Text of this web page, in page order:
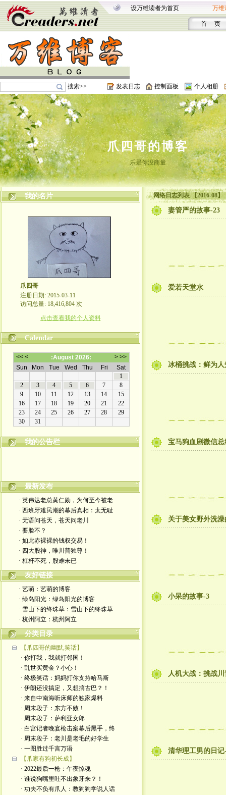
设万维读者为首页 万维
首 页
搜索>> 发表日志 控制面板 个人相册
爪四哥的博客
乐晕你没商量
我的名片
爪四哥
注册日期: 2015-03-11
访问总量: 18,416,804 次
点击查看我的个人资料
Calendar
我的公告栏
嬉笑怒骂皆文章，酸甜苦辣铸人生
最新发布
· 英伟达老总黄仁勋，为何至今被老
· 西班牙难民潮的幕后真相：太无耻
· 无语问苍天，苍天问老川
· 要脸不？
· 如此赤裸裸的钱权交易！
· 四大股神，唯川普独尊！
· 杠杆不死，股难未已
友好链接
· 艺萌：艺萌的博客
· 绿岛阳光：绿岛阳光的博客
· 雪山下的绛珠草：雪山下的绛珠草
· 杭州阿立：杭州阿立
分类目录
【爪四哥的幽默,笑话】
· 你打我，我就打邻国！
· 乱世买黄金？小心！
· 终极笑话：妈妈打你支持哈马斯
· 伊朗还没搞定，又想搞古巴？！
· 来自中南海听床师的独家爆料
· 周末段子：东方不败！
· 周末段子：萨利亚女郎
· 白宫记者晚宴枪击案幕后黑手，终
· 周末段子：老川是老毛的好学生
· 一图胜过千言万语
【爪家有狗初长成】
· 2022最后一枪：午夜惊魂
· 谁说狗嘴里吐不出象牙来？！
· 功夫不负有爪人：教狗狗学说人话
网络日志列表 【2016-08】
妻管严的故事-23
爱若天堂水
冰桶挑战：鲜为
宝马狗血剧微信总
关于美女野外洗
小呆的故事-3
人机大战：挑战
清华理工男的日